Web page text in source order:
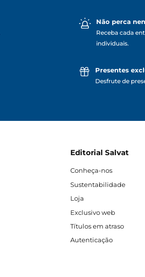
Não perca
Receba cada
individuais.
Presentes
Desfrute de
Editorial Salvat
Conheça-nos
Sustentabilidade
Loja
Exclusivo web
Títulos em atraso
Autenticação